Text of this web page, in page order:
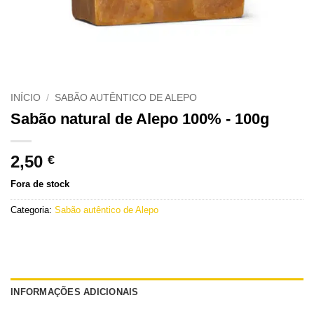
INÍCIO / SABÃO AUTÊNTICO DE ALEPO
Sabão natural de Alepo 100% - 100g
2,50 €
Fora de stock
Categoria: Sabão autêntico de Alepo
INFORMAÇÕES ADICIONAIS